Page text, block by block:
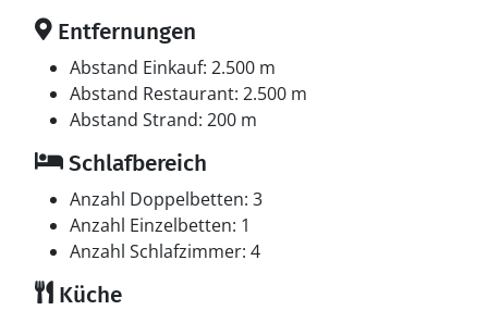
Entfernungen
Abstand Einkauf: 2.500 m
Abstand Restaurant: 2.500 m
Abstand Strand: 200 m
Schlafbereich
Anzahl Doppelbetten: 3
Anzahl Einzelbetten: 1
Anzahl Schlafzimmer: 4
Küche